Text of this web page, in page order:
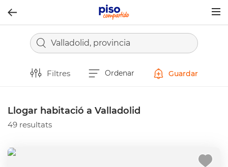
Valladolid, provincia
Filtres Ordenar Guardar
Llogar habitació a Valladolid
49 resultats